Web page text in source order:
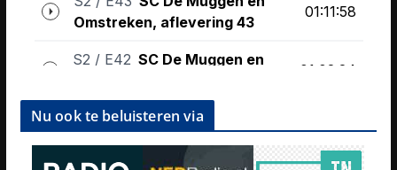
Nu ook te beluisteren via